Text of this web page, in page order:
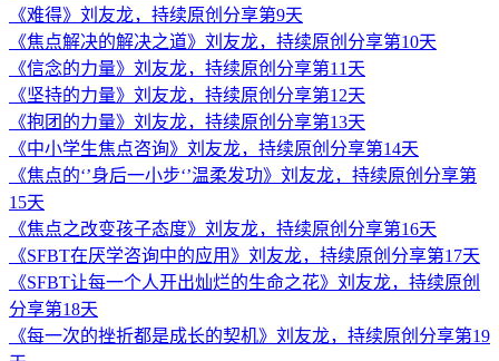
《难得》刘友龙，持续原创分享第9天
《焦点解决的解决之道》刘友龙，持续原创分享第10天
《信念的力量》刘友龙，持续原创分享第11天
《坚持的力量》刘友龙，持续原创分享第12天
《抱团的力量》刘友龙，持续原创分享第13天
《中小学生焦点咨询》刘友龙，持续原创分享第14天
《焦点的‘’身后一小步‘’温柔发功》刘友龙，持续原创分享第
15天
《焦点之改变孩子态度》刘友龙，持续原创分享第16天
《SFBT在厌学咨询中的应用》刘友龙，持续原创分享第17天
《SFBT让每一个人开出灿烂的生命之花》刘友龙，持续原创
分享第18天
《每一次的挫折都是成长的契机》刘友龙，持续原创分享第19